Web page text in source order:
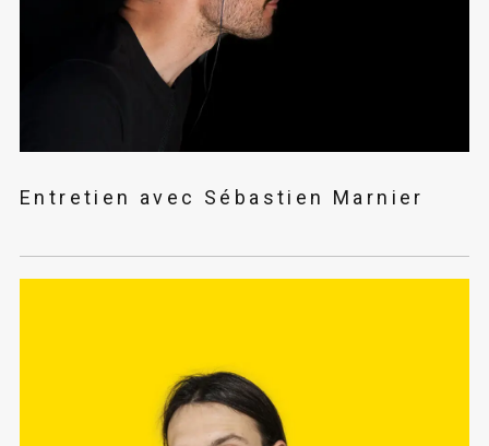
Entretien avec Sébastien Marnier